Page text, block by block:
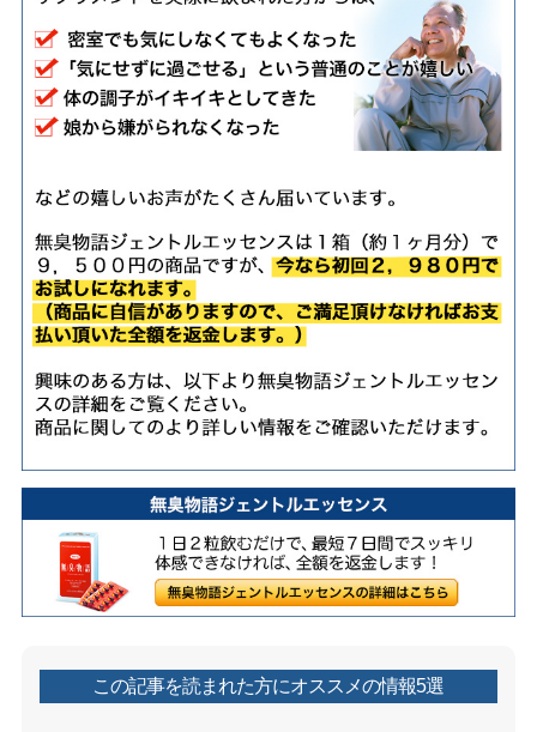
この記事を読まれた方にオススメの情報5選